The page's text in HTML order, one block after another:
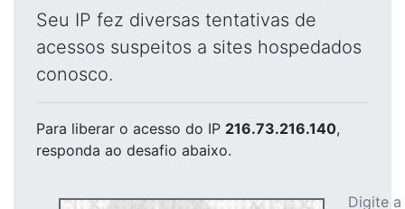
Seu IP fez diversas tentativas de
acessos suspeitos a sites hospedados
conosco.
Para liberar o acesso do IP 216.73.216.140,
responda ao desafio abaixo.
Digite